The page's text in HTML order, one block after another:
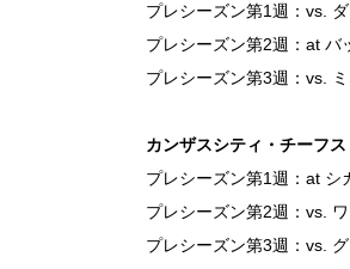
プレシーズン第1週：vs.
プレシーズン第2週：at バ
プレシーズン第3週：vs.
カンザスシティ・チーフス
プレシーズン第1週：at シ
プレシーズン第2週：vs.
プレシーズン第3週：vs.